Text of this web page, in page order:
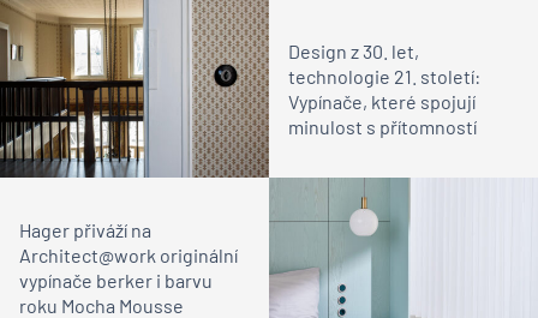
Design z 30. let,
technologie 21. století:
Vypínače, které spojují
minulost s přítomností
Hager přiváží na
Architect@work originální
vypínače berker i barvu
roku Mocha Mousse